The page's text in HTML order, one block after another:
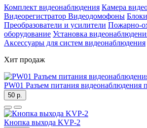
Комплект видеонаблюдения Камера
Видеорегистратор Видеодомофоны
Преобразователи и усилители Пожарно-
оборудование Установка
Аксессуары для систем видеонаблюдения
Хит продаж
PW01 Разъем питания видеонаблюдения
50 р.
Кнопка выхода KVP-2